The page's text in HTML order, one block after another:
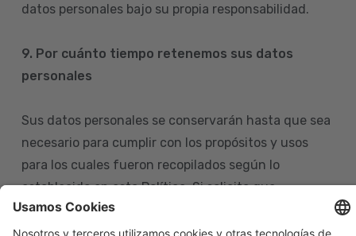
datos personales bajo su propia responsabilidad.
9. Por cuánto tiempo retenemos sus datos
personales
Sus datos personales se conservarán hasta que sea
necesario para cumplir con los propósitos y usos
para los cuales fueron recopilados según lo
establecido en esta Política. Si solicita que
eliminemos sus datos personales de nuestras bases
de datos, tenga en cuenta que igualmente